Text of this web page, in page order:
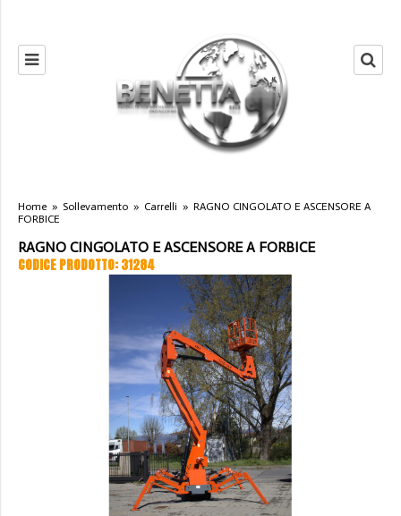
Home » Sollevamento » Carrelli » RAGNO CINGOLATO E ASCENSORE A
FORBICE
RAGNO CINGOLATO E ASCENSORE A FORBICE
CODICE PRODOTTO: 31284